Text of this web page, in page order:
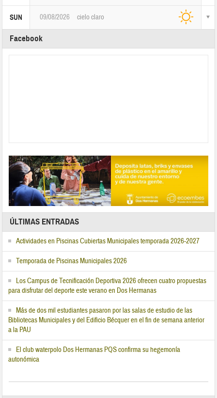
SUN 09/08/2026 cielo claro
Facebook
ÚLTIMAS ENTRADAS
Actividades en Piscinas Cubiertas Municipales temporada 2026-2027
Temporada de Piscinas Municipales 2026
Los Campus de Tecnificación Deportiva 2026 ofrecen cuatro propuestas
para disfrutar del deporte este verano en Dos Hermanas
Más de dos mil estudiantes pasaron por las salas de estudio de las
Bibliotecas Municipales y del Edificio Bécquer en el fin de semana anterior
a la PAU
El club waterpolo Dos Hermanas PQS confirma su hegemonía
autonómica